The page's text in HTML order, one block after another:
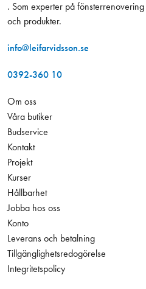
. Som experter på
och produkter.
info@leifarvidsson.se
0392-360 10
Om oss
Våra butiker
Budservice
Kontakt
Projekt
Kurser
Hållbarhet
Jobba hos oss
Konto
Leverans och betalning
Tillgänglighetsredogörelse
Integritetspolicy